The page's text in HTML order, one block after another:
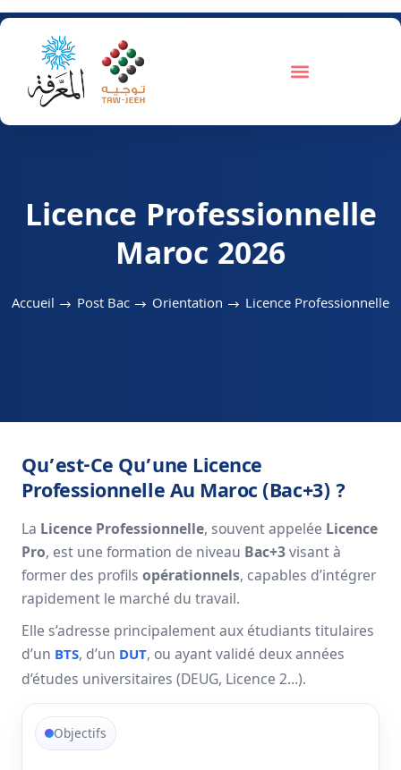
Licence Professionnelle
Maroc 2026
Accueil Post Bac Orientation Licence Professionnelle
Qu’est-Ce Qu’une Licence
Professionnelle Au Maroc (Bac+3) ?
La Licence Professionnelle, souvent appelée Licence
Pro, est une formation de niveau Bac+3visant à
former des profils opérationnels, capables d’intégrer
rapidement le marché du travail.
Elle s’adresse principalement aux étudiants titulaires
d’un BTS, d’un DUT, ou ayant validé deux années
d’études universitaires (DEUG, Licence 2…).
Objectifs